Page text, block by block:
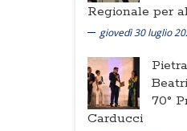
Regionale per
giovedì 30 luglio
70°
Carducci